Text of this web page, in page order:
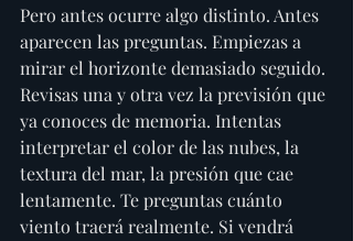
Pero antes ocurre algo distinto. Antes
aparecen las preguntas. Empiezas a
mirar el horizonte demasiado seguido.
Revisas una y otra vez la previsión que
ya conoces de memoria. Intentas
interpretar el color de las nubes, la
textura del mar, la presión que cae
lentamente. Te preguntas cuánto
viento traerá realmente. Si vendrá